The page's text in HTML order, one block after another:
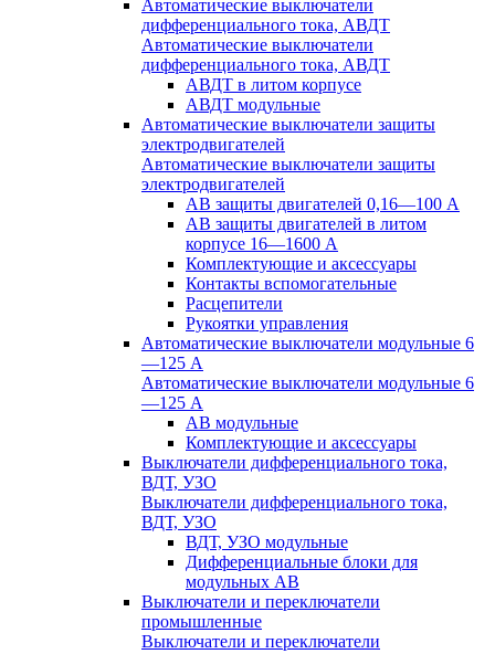
Автоматические выключатели
дифференциального тока, АВДТ
Автоматические выключатели
дифференциального тока, АВДТ
АВДТ в литом корпусе
АВДТ модульные
Автоматические выключатели защиты
электродвигателей
Автоматические выключатели защиты
электродвигателей
АВ защиты двигателей 0,16—100 А
АВ защиты двигателей в литом
корпусе 16—1600 А
Комплектующие и аксессуары
Контакты вспомогательные
Расцепители
Рукоятки управления
Автоматические выключатели модульные 6
—125 А
Автоматические выключатели модульные 6
—125 А
АВ модульные
Комплектующие и аксессуары
Выключатели дифференциального тока,
ВДТ, УЗО
Выключатели дифференциального тока,
ВДТ, УЗО
ВДТ, УЗО модульные
Дифференциальные блоки для
модульных АВ
Выключатели и переключатели
промышленные
Выключатели и переключатели